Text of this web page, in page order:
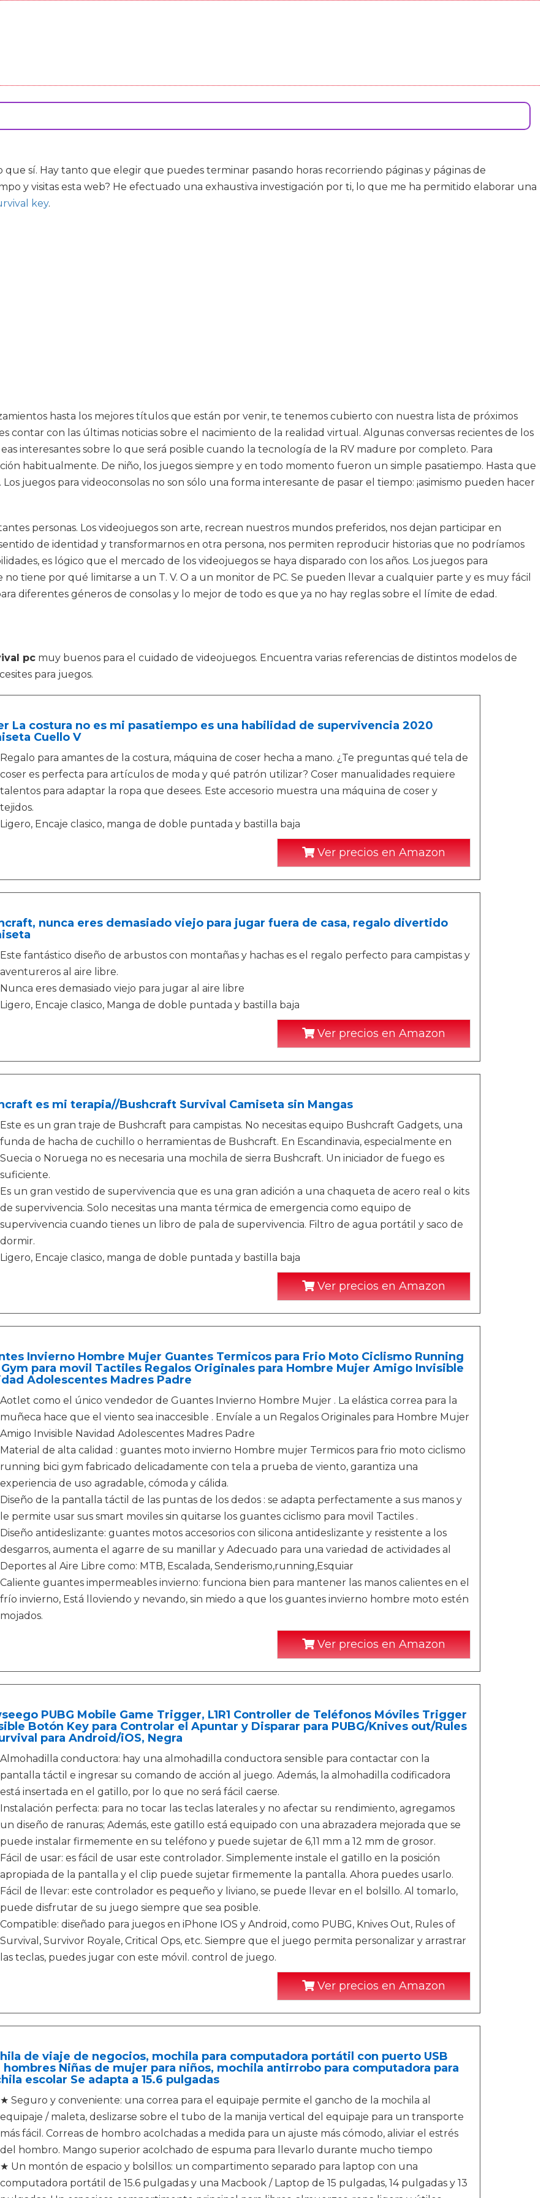
que sí. Hay tanto que elegir que puedes terminar pasando horas recorriendo páginas y páginas de
y visitas esta web? He efectuado una exhaustiva investigación por ti, lo que me ha permitido elaborar una
key.
hasta los mejores títulos que están por venir, te tenemos cubierto con nuestra lista de próximos
contar con las últimas noticias sobre el nacimiento de la realidad virtual. Algunas conversas recientes de los
interesantes sobre lo que será posible cuando la tecnología de la RV madure por completo. Para
habitualmente. De niño, los juegos siempre y en todo momento fueron un simple pasatiempo. Hasta que
juegos para videoconsolas no son sólo una forma interesante de pasar el tiempo: ¡asimismo pueden hacer
personas. Los videojuegos son arte, recrean nuestros mundos preferidos, nos dejan participar en
de identidad y transformarnos en otra persona, nos permiten reproducir historias que no podríamos
es lógico que el mercado de los videojuegos se haya disparado con los años. Los juegos para
tiene por qué limitarse a un T. V. O a un monitor de PC. Se pueden llevar a cualquier parte y es muy fácil
diferentes géneros de consolas y lo mejor de todo es que ya no hay reglas sobre el límite de edad.
pc muy buenos para el cuidado de videojuegos. Encuentra varias referencias de distintos modelos de
para juegos.
La costura no es mi pasatiempo es una habilidad de supervivencia 2020
Cuello V
Regalo para amantes de la costura, máquina de coser hecha a mano. ¿Te preguntas qué tela de
coser es perfecta para artículos de moda y qué patrón utilizar? Coser manualidades requiere
talentos para adaptar la ropa que desees. Este accesorio muestra una máquina de coser y
tejidos.
Ligero, Encaje clasico, manga de doble puntada y bastilla baja
Ver precios en Amazon
nunca eres demasiado viejo para jugar fuera de casa, regalo divertido
Este fantástico diseño de arbustos con montañas y hachas es el regalo perfecto para campistas y
aventureros al aire libre.
Nunca eres demasiado viejo para jugar al aire libre
Ligero, Encaje clasico, Manga de doble puntada y bastilla baja
Ver precios en Amazon
es mi terapia//Bushcraft Survival Camiseta sin Mangas
Este es un gran traje de Bushcraft para campistas. No necesitas equipo Bushcraft Gadgets, una
funda de hacha de cuchillo o herramientas de Bushcraft. En Escandinavia, especialmente en
Suecia o Noruega no es necesaria una mochila de sierra Bushcraft. Un iniciador de fuego es
suficiente.
Es un gran vestido de supervivencia que es una gran adición a una chaqueta de acero real o kits
de supervivencia. Solo necesitas una manta térmica de emergencia como equipo de
supervivencia cuando tienes un libro de pala de supervivencia. Filtro de agua portátil y saco de
dormir.
Ligero, Encaje clasico, manga de doble puntada y bastilla baja
Ver precios en Amazon
Invierno Hombre Mujer Guantes Termicos para Frio Moto Ciclismo Running
para movil Tactiles Regalos Originales para Hombre Mujer Amigo Invisible
Adolescentes Madres Padre
Aotlet como el único vendedor de Guantes Invierno Hombre Mujer . La elástica correa para la
muñeca hace que el viento sea inaccesible . Envíale a un Regalos Originales para Hombre Mujer
Amigo Invisible Navidad Adolescentes Madres Padre
Material de alta calidad : guantes moto invierno Hombre mujer Termicos para frio moto ciclismo
running bici gym fabricado delicadamente con tela a prueba de viento, garantiza una
experiencia de uso agradable, cómoda y cálida.
Diseño de la pantalla táctil de las puntas de los dedos : se adapta perfectamente a sus manos y
le permite usar sus smart moviles sin quitarse los guantes ciclismo para movil Tactiles .
Diseño antideslizante: guantes motos accesorios con silicona antideslizante y resistente a los
desgarros, aumenta el agarre de su manillar y Adecuado para una variedad de actividades al
Deportes al Aire Libre como: MTB, Escalada, Senderismo,running,Esquiar
Caliente guantes impermeables invierno: funciona bien para mantener las manos calientes en el
frío invierno, Está lloviendo y nevando, sin miedo a que los guantes invierno hombre moto estén
mojados.
Ver precios en Amazon
PUBG Mobile Game Trigger, L1R1 Controller de Teléfonos Móviles Trigger
Botón Key para Controlar el Apuntar y Disparar para PUBG/Knives out/Rules
para Android/iOS, Negra
Almohadilla conductora: hay una almohadilla conductora sensible para contactar con la
pantalla táctil e ingresar su comando de acción al juego. Además, la almohadilla codificadora
está insertada en el gatillo, por lo que no será fácil caerse.
Instalación perfecta: para no tocar las teclas laterales y no afectar su rendimiento, agregamos
un diseño de ranuras; Además, este gatillo está equipado con una abrazadera mejorada que se
puede instalar firmemente en su teléfono y puede sujetar de 6,11 mm a 12 mm de grosor.
Fácil de usar: es fácil de usar este controlador. Simplemente instale el gatillo en la posición
apropiada de la pantalla y el clip puede sujetar firmemente la pantalla. Ahora puedes usarlo.
Fácil de llevar: este controlador es pequeño y liviano, se puede llevar en el bolsillo. Al tomarlo,
puede disfrutar de su juego siempre que sea posible.
Compatible: diseñado para juegos en iPhone IOS y Android, como PUBG, Knives Out, Rules of
Survival, Survivor Royale, Critical Ops, etc. Siempre que el juego permita personalizar y arrastrar
las teclas, puedes jugar con este móvil. control de juego.
Ver precios en Amazon
de viaje de negocios, mochila para computadora portátil con puerto USB
hombres Niñas de mujer para niños, mochila antirrobo para computadora para
escolar Se adapta a 15.6 pulgadas
★ Seguro y conveniente: una correa para el equipaje permite el gancho de la mochila al
equipaje / maleta, deslizarse sobre el tubo de la manija vertical del equipaje para un transporte
más fácil. Correas de hombro acolchadas a medida para un ajuste más cómodo, aliviar el estrés
del hombro. Mango superior acolchado de espuma para llevarlo durante mucho tiempo
★ Un montón de espacio y bolsillos: un compartimento separado para laptop con una
computadora portátil de 15.6 pulgadas y una Macbook / Laptop de 15 pulgadas, 14 pulgadas y 13